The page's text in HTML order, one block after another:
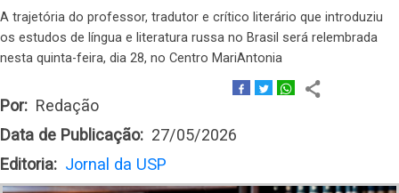
A trajetória do professor, tradutor e crítico literário que introduziu
os estudos de língua e literatura russa no Brasil será relembrada
nesta quinta-feira, dia 28, no Centro MariAntonia
Por
Redação
Data de Publicação
27/05/2026
Editoria
Jornal da USP